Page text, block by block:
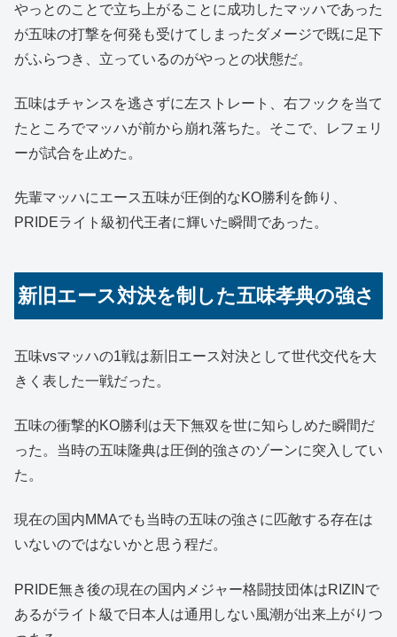
やっとのことで立ち上がることに成功したマッハであった
が五味の打撃を何発も受けてしまったダメージで既に足下
がふらつき、立っているのがやっとの状態だ。
五味はチャンスを逃さずに左ストレート、右フックを当て
たところでマッハが前から崩れ落ちた。そこで、レフェリ
ーが試合を止めた。
先輩マッハにエース五味が圧倒的なKO勝利を飾り、
PRIDEライト級初代王者に輝いた瞬間であった。
新旧エース対決を制した五味孝典の強さ
五味vsマッハの1戦は新旧エース対決として世代交代を大
きく表した一戦だった。
五味の衝撃的KO勝利は天下無双を世に知らしめた瞬間だ
った。当時の五味隆典は圧倒的強さのゾーンに突入してい
た。
現在の国内MMAでも当時の五味の強さに匹敵する存在は
いないのではないかと思う程だ。
PRIDE無き後の現在の国内メジャー格闘技団体はRIZINで
あるがライト級で日本人は通用しない風潮が出来上がりつ